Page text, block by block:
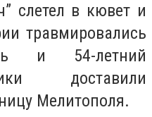
слетел в кювет и
травмировались
и 54-летний
доставили
Мелитополя.